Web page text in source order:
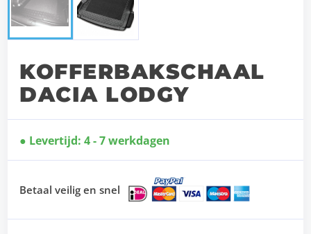
KOFFERBAKSCHAAL
DACIA LODGY
Levertijd: 4 - 7 werkdagen
Betaal veilig en snel